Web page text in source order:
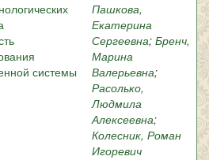
системы
Пашкова,
Екатерина
Сергеевна; Бренч,
Марина
Валерьевна;
Расолько,
Людмила
Алексеевна;
Колесник, Роман
Игоревич